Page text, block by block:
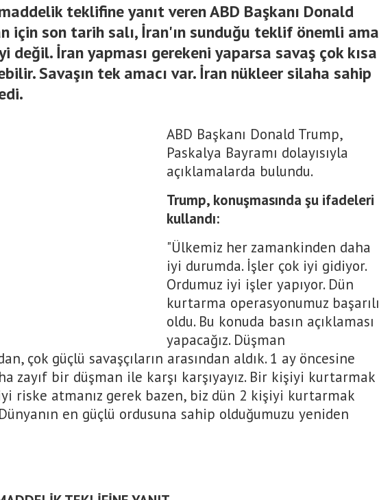
teklifine yanıt veren ABD Başkanı Donald
için son tarih salı, İran'ın sunduğu teklif önemli ama
değil. İran yapması gerekeni yaparsa savaş çok kısa
Savaşın tek amacı var. İran nükleer silaha sahip
ABD Başkanı Donald Trump,
Paskalya Bayramı dolayısıyla
açıklamalarda bulundu.
Trump, konuşmasında şu ifadeleri
kullandı:
"Ülkemiz her zamankinden daha
iyi durumda. İşler çok iyi gidiyor.
Ordumuz iyi işler yapıyor. Dün
kurtarma operasyonumuz başarılı
oldu. Bu konuda basın açıklaması
yapacağız. Düşman
çok güçlü savaşçıların arasından aldık. 1 ay öncesine
zayıf bir düşman ile karşı karşıyayız. Bir kişiyi kurtarmak
riske atmanız gerek bazen, biz dün 2 kişiyi kurtarmak
en güçlü ordusuna sahip olduğumuzu yeniden